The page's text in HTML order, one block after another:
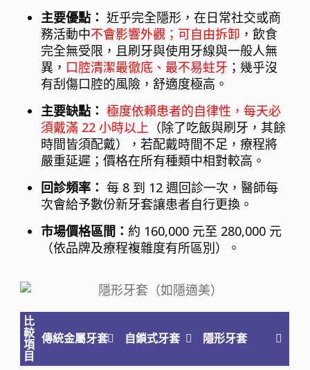
主要優點： 近乎完全隱形，在日常社交或商
務活動中不會影響外觀；可自由拆卸 ，飲食
完全無受限，且刷牙與使用牙線與一般人無
異， 口腔清潔最徹底、最不易蛀牙 ；幾乎沒
有刮傷口腔的風險，舒適度極高。
主要缺點： 極度依賴患者的自律性，每天必
須戴滿 22 小時以上 （除了吃飯與刷牙，其餘
時間皆須配戴），若配戴時間不足，療程將
嚴重延遲；價格在所有種類中相對較高。
回診頻率： 每 8 到 12 週回診一次，醫師每
次會給予數份新牙套讓患者自行更換。
市場價格區間： 約 160,000 元至 280,000 元
（依品牌及療程複雜度有所區別）。
比
較
項
目
傳統金屬牙套 自鎖式牙套 隱形牙套